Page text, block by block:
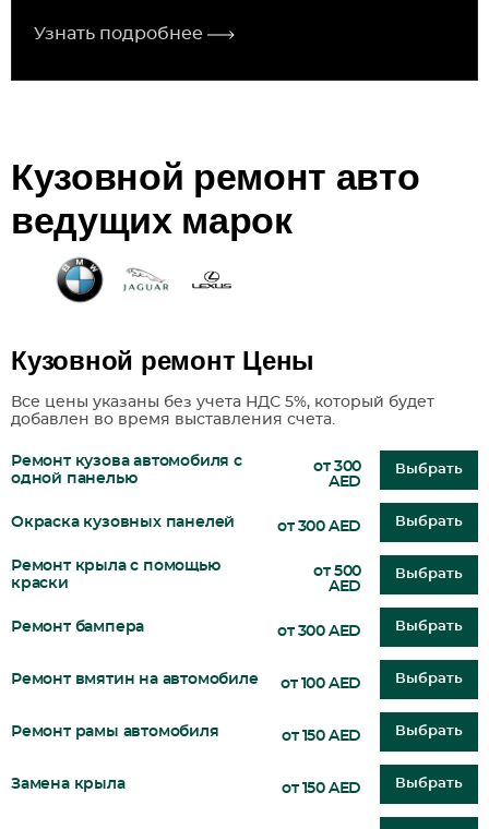
Узнать подробнее
Кузовной ремонт авто
ведущих марок
Кузовной ремонт Цены
Все цены указаны без учета НДС 5%, который будет
добавлен во время выставления счета.
Ремонт кузова автомобиля с
одной панелью
от 300
AED
Выбрать
Окраска кузовных панелей от 300 AED Выбрать
Ремонт крыла с помощью
краски
от 500
AED
Выбрать
Ремонт бампера от 300 AED Выбрать
Ремонт вмятин на автомобиле от 100 AED Выбрать
Ремонт рамы автомобиля от 150 AED Выбрать
Замена крыла от 150 AED Выбрать